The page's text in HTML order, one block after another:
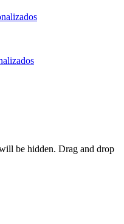
be hidden. Drag and drop